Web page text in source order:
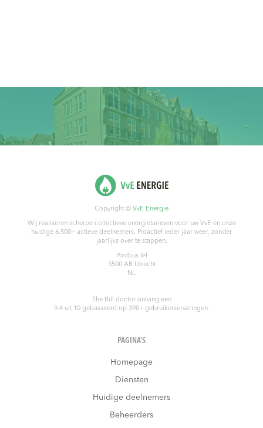
Copyright © VvE Energie
Wij realiseren scherpe collectieve energietarieven voor uw VvE en onze
huidige 6.500+ actieve deelnemers. Proactief ieder jaar weer, zonder
jaarlijks over te stappen.
Postbus 64
3500 AB Utrecht
NL
The Bill doctorontving een
9.4uit 10gebasseerd op 390+ gebruikerservaringen.
PAGINA’S
Homepage
Diensten
Huidige deelnemers
Beheerders